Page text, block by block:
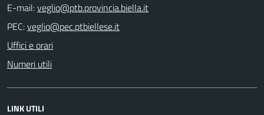
E-mail:
PEC:
Uffici e orari
Numeri utili
LINK UTILI